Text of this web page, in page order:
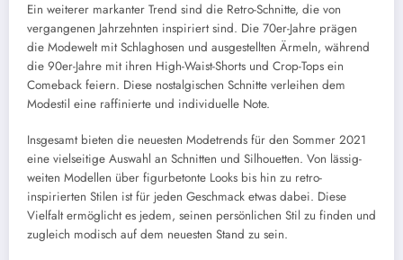
Ein weiterer markanter Trend sind die Retro-Schnitte, die von
vergangenen Jahrzehnten inspiriert sind. Die 70er-Jahre prägen
die Modewelt mit Schlaghosen und ausgestellten Ärmeln, während
die 90er-Jahre mit ihren High-Waist-Shorts und Crop-Tops ein
Comeback feiern. Diese nostalgischen Schnitte verleihen dem
Modestil eine raffinierte und individuelle Note.
Insgesamt bieten die neuesten Modetrends für den Sommer 2021
eine vielseitige Auswahl an Schnitten und Silhouetten. Von lässig-
weiten Modellen über figurbetonte Looks bis hin zu retro-
inspirierten Stilen ist für jeden Geschmack etwas dabei. Diese
Vielfalt ermöglicht es jedem, seinen persönlichen Stil zu finden und
zugleich modisch auf dem neuesten Stand zu sein.